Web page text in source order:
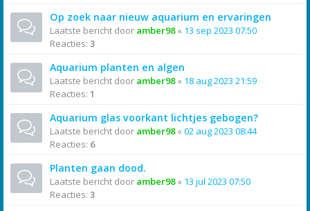
Op zoek naar nieuw aquarium en ervaringen
Laatste bericht door amber98« 13 sep 2023 07:50
Reacties: 3
Aquarium planten en algen
Laatste bericht door amber98« 18 aug 2023 21:59
Reacties: 1
Aquarium glas voorkant lichtjes gebogen?
Laatste bericht door amber98« 02 aug 2023 08:44
Reacties: 6
Planten gaan dood.
Laatste bericht door amber98« 13 jul 2023 07:50
Reacties: 3